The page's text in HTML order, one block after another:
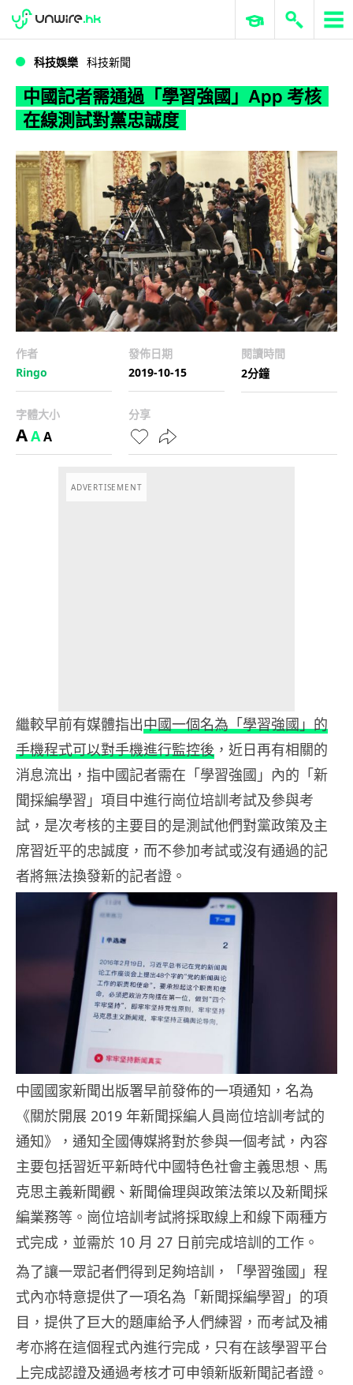
WWDC 2026 ERP 與商業 AI
科技娛樂 科技新聞
中國記者需通過「學習強國」App 考核
在線測試對黨忠誠度
作者
Ringo
發佈日期
2019-10-15
閱讀時間
2分鐘
字體大小
AAA
分享
ADVERTISEMENT
繼較早前有媒體指出中國一個名為「學習強國」的
手機程式可以對手機進行監控後 ，近日再有相關的
消息流出，指中國記者需在「學習強國」內的「新
聞採編學習」項目中進行崗位培訓考試及參與考
試，是次考核的主要目的是測試他們對黨政策及主
席習近平的忠誠度，而不參加考試或沒有通過的記
者將無法換發新的記者證。
中國國家新聞出版署早前發佈的一項通知，名為
《關於開展 2019 年新聞採編人員崗位培訓考試的
通知》，通知全國傳媒將對於參與一個考試，內容
主要包括習近平新時代中國特色社會主義思想、馬
克思主義新聞觀、新聞倫理與政策法策以及新聞採
編業務等。崗位培訓考試將採取線上和線下兩種方
式完成，並需於 10 月 27 日前完成培訓的工作。
為了讓一眾記者們得到足夠培訓，「學習強國」程
式內亦特意提供了一項名為「新聞採編學習」的項
目，提供了巨大的題庫給予人們練習，而考試及補
考亦將在這個程式內進行完成，只有在該學習平台
上完成認證及通過考核才可申領新版新聞記者證。